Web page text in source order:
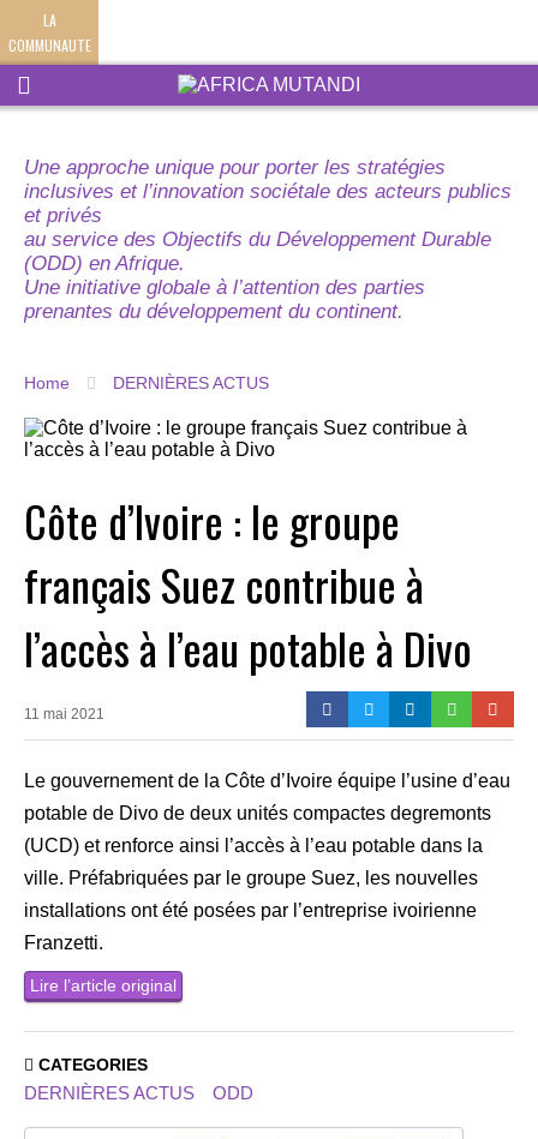
LA
COMMUNAUTE
Une approche unique pour porter les stratégies
inclusives et l’innovation sociétale des acteurs publics
et privés
au service des Objectifs du Développement Durable
(ODD) en Afrique.
Une initiative globale à l’attention des parties
prenantes du développement du continent.
Home DERNIÈRES ACTUS
Côte d’Ivoire : le groupe
français Suez contribue à
l’accès à l’eau potable à Divo
11 mai 2021
Le gouvernement de la Côte d’Ivoire équipe l’usine d’eau
potable de Divo de deux unités compactes degremonts
(UCD) et renforce ainsi l’accès à l’eau potable dans la
ville. Préfabriquées par le groupe Suez, les nouvelles
installations ont été posées par l’entreprise ivoirienne
Franzetti.
Lire l’article original
CATEGORIES
DERNIÈRES ACTUS ODD